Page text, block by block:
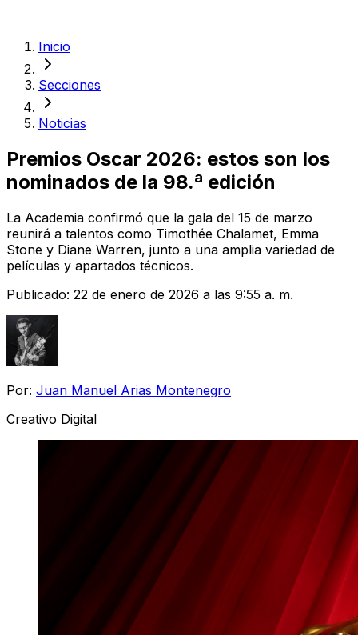
Inicio
Secciones
Noticias
Premios Oscar 2026: estos son los
nominados de la 98.ª edición
La Academia confirmó que la gala del 15 de marzo
reunirá a talentos como Timothée Chalamet, Emma
Stone y Diane Warren, junto a una amplia variedad de
películas y apartados técnicos.
Publicado: 22 de enero de 2026 a las 9:55 a. m.
Por: Juan Manuel Arias Montenegro
Creativo Digital